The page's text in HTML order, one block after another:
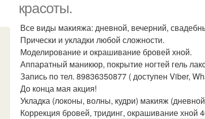
красоты.
Все виды макияжа: дневной, вечерний,
Прически и укладки любой сложности.
Моделирование и окрашивание бровей хной.
Аппаратный маникюр, покрытие ногтей гель
Запись по тел. 89836350877 ( доступен Viber,
До конца мая акция!
Укладка (локоны, волны, кудри) макияж
Коррекция бровей, тридинг, окрашивание хной